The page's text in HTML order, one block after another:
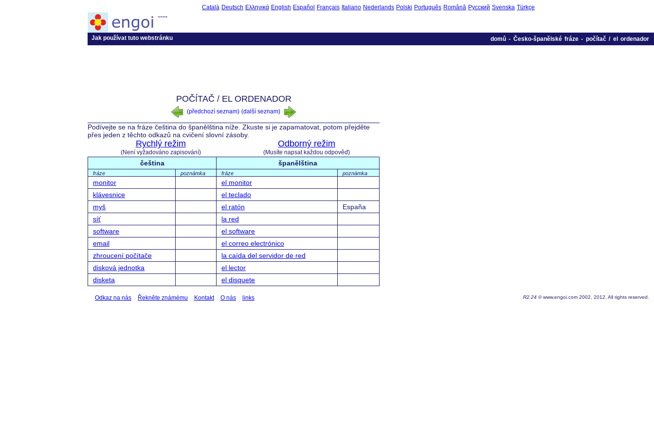
Català Deutsch Ελληνικά English Español Français Italiano Nederlands Polski Português Română Русский Svenska Türkçe
----
Jak používat tuto webstránku domů- Česko-španělské fráze- počítač / el ordenador
POČÍTAČ / EL ORDENADOR
(předchozí seznam) (další seznam)
Podívejte se na fráze čeština do španělština níže. Zkuste si je zapamatovat, potom přejděte
přes jeden z těchto odkazů na cvičení slovní zásoby.
Rychlý režim
(Není vyžadováno zapisování)
Odborný režim
(Musíte napsat každou odpověď)
čeština španělština
fráze poznámka fráze poznámka
monitor
el monitor
klávesnice
el teclado
myš
el ratón
España
síť
la red
software
el software
email
el correo electrónico
zhroucení počítače
la caída del servidor de red
disková jednotka
el lector
disketa
el disquete
Odkaz na nás Řekněte známému Kontakt O nás links R2.24 © www.engoi.com 2002, 2012. All rights reserved.